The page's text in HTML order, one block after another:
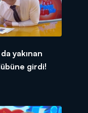
yakınan
girdi!